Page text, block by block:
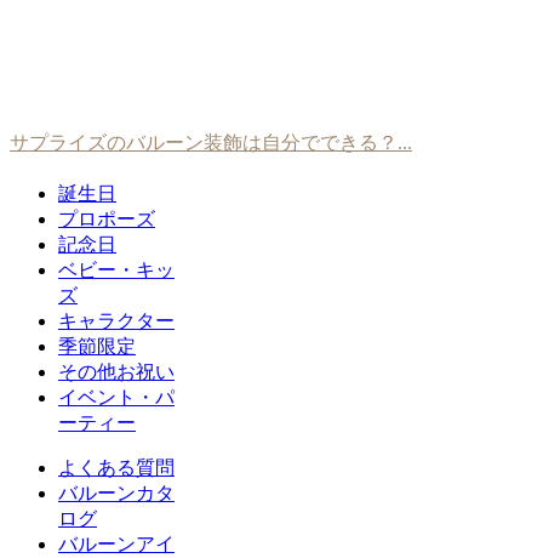
サプライズのバルーン装飾は自分でできる？...
誕生日
プロポーズ
記念日
ベビー・キッ
ズ
キャラクター
季節限定
その他お祝い
イベント・パ
ーティー
よくある質問
バルーンカタ
ログ
バルーンアイ